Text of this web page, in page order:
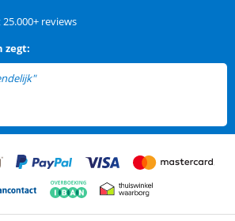
25.000+ reviews
zegt: